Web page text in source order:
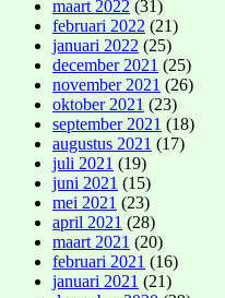
maart 2022 (31)
februari 2022 (21)
januari 2022 (25)
december 2021 (25)
november 2021 (26)
oktober 2021 (23)
september 2021 (18)
augustus 2021 (17)
juli 2021 (19)
juni 2021 (15)
mei 2021 (23)
april 2021 (28)
maart 2021 (20)
februari 2021 (16)
januari 2021 (21)